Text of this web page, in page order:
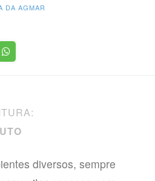
DA AGMAR
diversos, sempre